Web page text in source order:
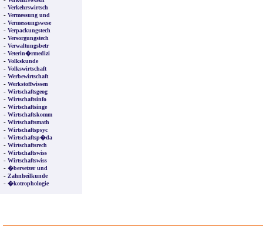
- Verkehrswirtsch
- Vermessung und
- Vermessungswese
- Verpackungstech
- Versorgungstech
- Verwaltungsbetr
- Veterin�rmedizi
- Volkskunde
- Volkswirtschaft
- Werbewirtschaft
- Werkstoffwissen
- Wirtschaftsgeog
- Wirtschaftsinfo
- Wirtschaftsinge
- Wirtschaftskomm
- Wirtschaftsmath
- Wirtschaftspsyc
- Wirtschaftsp�da
- Wirtschaftsrech
- Wirtschaftswiss
- Wirtschaftswiss
- �bersetzer und
- Zahnheilkunde
- �kotrophologie